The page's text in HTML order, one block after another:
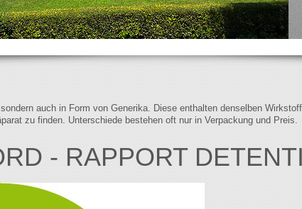
auch in Form von Generika. Diese enthalten denselben
zu finden. Unterschiede bestehen oft nur in Verpackung und Preis.
- RAPPORT